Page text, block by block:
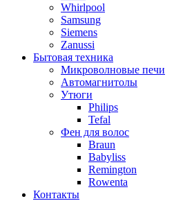
Whirlpool
Samsung
Siemens
Zanussi
Бытовая техника
Микроволновые печи
Автомагнитолы
Утюги
Philips
Tefal
Фен для волос
Braun
Babyliss
Remington
Rowenta
Контакты